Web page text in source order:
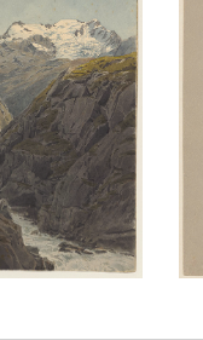
1820